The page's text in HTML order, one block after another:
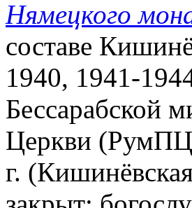
Нямецкого
составе
1940, 1941-
Бессарабской
Церкви
г.